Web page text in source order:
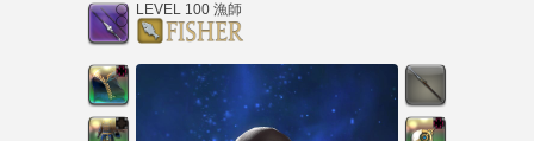
LEVEL 100 漁師